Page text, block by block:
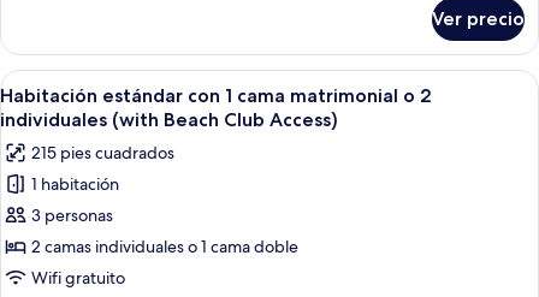
familiar
Ver precio
Abrir
todas
las
fotos
de
Habitación
estándar
con
Habitación de hotel moderna con
5
Habitación estándar con 1 cama matrimonial o 2
individuales (with Beach Club Access)
215 pies cuadrados
1 habitación
3 personas
2 camas individuales o 1 cama doble
Wifi gratuito